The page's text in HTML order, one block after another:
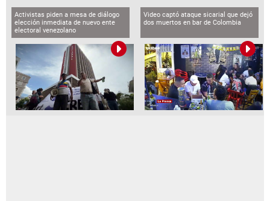
Activistas piden a mesa de diálogo
elección inmediata de nuevo ente
electoral venezolano
Video captó ataque sicarial que dejó
dos muertos en bar de Colombia